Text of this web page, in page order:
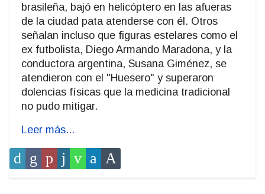
brasileña, bajó en helicóptero en las afueras
de la ciudad pata atenderse con él. Otros
señalan incluso que figuras estelares como el
ex futbolista, Diego Armando Maradona, y la
conductora argentina, Susana Giménez, se
atendieron con el "Huesero" y superaron
dolencias físicas que la medicina tradicional
no pudo mitigar.
Leer más...